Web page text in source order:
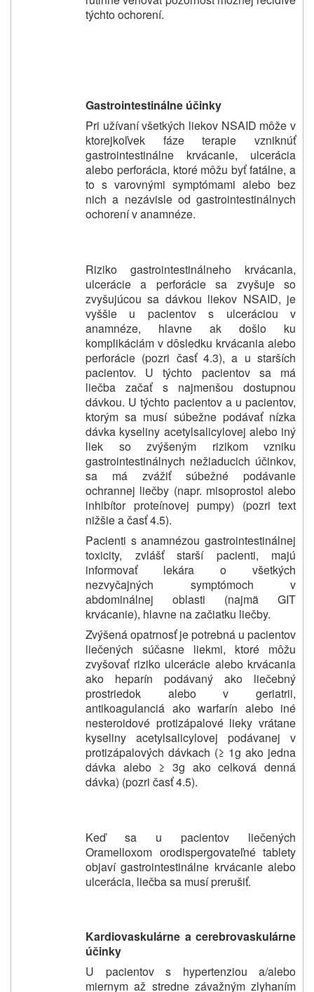
týchto ochorení.
Gastrointestinálne účinky
Pri užívaní všetkých liekov NSAID môže v
ktorejkoľvek fáze terapie vzniknúť
gastrointestinálne krvácanie, ulcerácia
alebo perforácia, ktoré môžu byť fatálne, a
to s varovnými symptómami alebo bez
nich a nezávisle od gastrointestinálnych
ochorení v anamnéze.
Riziko gastrointestinálneho krvácania,
ulcerácie a perforácie sa zvyšuje so
zvyšujúcou sa dávkou liekov NSAID, je
vyššie u pacientov s ulceráciou v
anamnéze, hlavne ak došlo ku
komplikáciám v dôsledku krvácania alebo
perforácie (pozri časť 4.3), a u starších
pacientov. U týchto pacientov sa má
liečba začať s najmenšou dostupnou
dávkou. U týchto pacientov a u pacientov,
ktorým sa musí súbežne podávať nízka
dávka kyseliny acetylsalicylovej alebo iný
liek so zvýšeným rizikom vzniku
gastrointestinálnych nežiaducich účinkov,
sa má zvážiť súbežné podávanie
ochrannej liečby (napr. misoprostol alebo
inhibítor proteínovej pumpy) (pozri text
nižšie a časť 4.5).
Pacienti s anamnézou gastrointestinálnej
toxicity, zvlášť starší pacienti, majú
informovať lekára o všetkých
nezvyčajných symptómoch v
abdominálnej oblasti (najmä GIT
krvácanie), hlavne na začiatku liečby.
Zvýšená opatrnosť je potrebná u pacientov
liečených súčasne liekmi, ktoré môžu
zvyšovať riziko ulcerácie alebo krvácania
ako heparín podávaný ako liečebný
prostriedok alebo v geriatrii,
antikoagulanciá ako warfarín alebo iné
nesteroidové protizápalové lieky vrátane
kyseliny acetylsalicylovej podávanej v
protizápalových dávkach (≥ 1g ako jedna
dávka alebo ≥ 3g ako celková denná
dávka) (pozri časť 4.5).
Keď sa u pacientov liečených
Oramelloxom orodispergovateľné tablety
objaví gastrointestinálne krvácanie alebo
ulcerácia, liečba sa musí prerušiť.
Kardiovaskulárne a cerebrovaskulárne
účinky
U pacientov s hypertenziou a/alebo
miernym až stredne závažným zlyhaním